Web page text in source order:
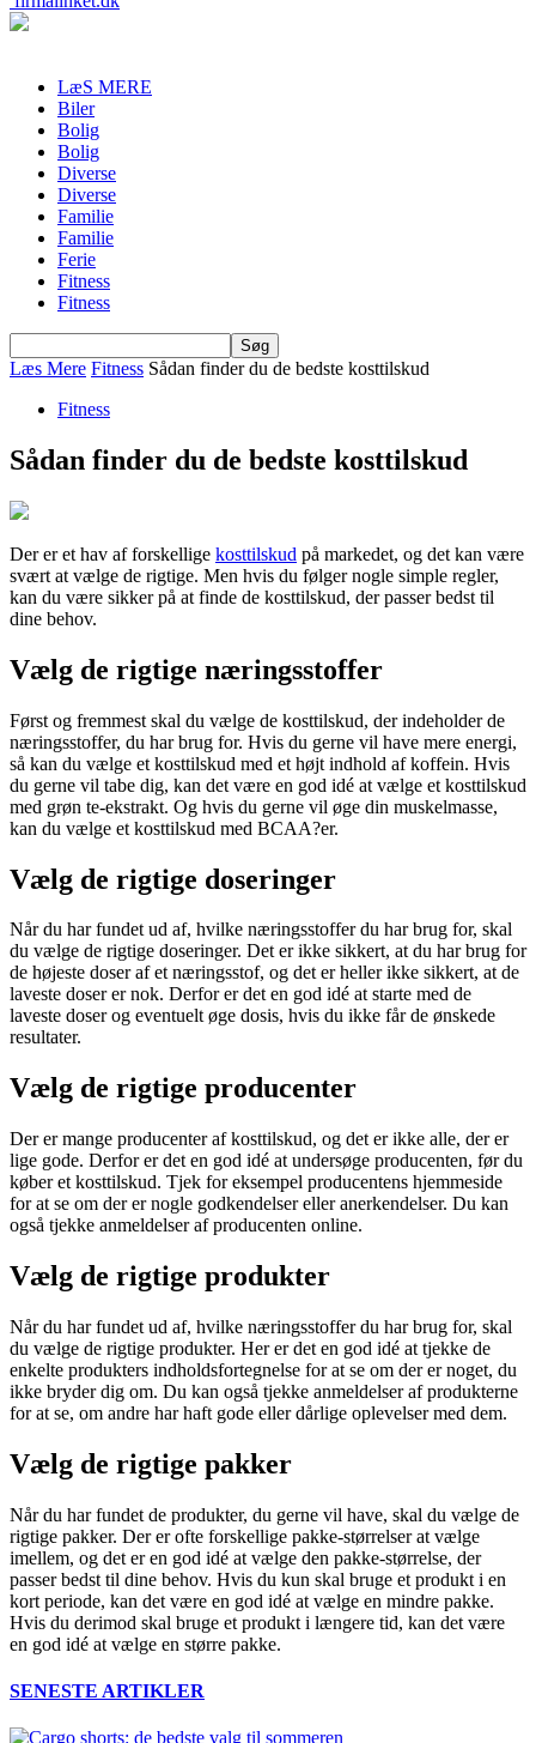
LæS MERE
Biler
Bolig
Bolig
Diverse
Diverse
Familie
Familie
Ferie
Fitness
Fitness
Læs Mere Fitness Sådan finder du de bedste kosttilskud
Fitness
Sådan finder du de bedste kosttilskud
Der er et hav af forskellige kosttilskud på markedet, og det kan være
svært at vælge de rigtige. Men hvis du følger nogle simple regler,
kan du være sikker på at finde de kosttilskud, der passer bedst til
dine behov.
Vælg de rigtige næringsstoffer
Først og fremmest skal du vælge de kosttilskud, der indeholder de
næringsstoffer, du har brug for. Hvis du gerne vil have mere energi,
så kan du vælge et kosttilskud med et højt indhold af koffein. Hvis
du gerne vil tabe dig, kan det være en god idé at vælge et kosttilskud
med grøn te-ekstrakt. Og hvis du gerne vil øge din muskelmasse,
kan du vælge et kosttilskud med BCAA?er.
Vælg de rigtige doseringer
Når du har fundet ud af, hvilke næringsstoffer du har brug for, skal
du vælge de rigtige doseringer. Det er ikke sikkert, at du har brug for
de højeste doser af et næringsstof, og det er heller ikke sikkert, at de
laveste doser er nok. Derfor er det en god idé at starte med de
laveste doser og eventuelt øge dosis, hvis du ikke får de ønskede
resultater.
Vælg de rigtige producenter
Der er mange producenter af kosttilskud, og det er ikke alle, der er
lige gode. Derfor er det en god idé at undersøge producenten, før du
køber et kosttilskud. Tjek for eksempel producentens hjemmeside
for at se om der er nogle godkendelser eller anerkendelser. Du kan
også tjekke anmeldelser af producenten online.
Vælg de rigtige produkter
Når du har fundet ud af, hvilke næringsstoffer du har brug for, skal
du vælge de rigtige produkter. Her er det en god idé at tjekke de
enkelte produkters indholdsfortegnelse for at se om der er noget, du
ikke bryder dig om. Du kan også tjekke anmeldelser af produkterne
for at se, om andre har haft gode eller dårlige oplevelser med dem.
Vælg de rigtige pakker
Når du har fundet de produkter, du gerne vil have, skal du vælge de
rigtige pakker. Der er ofte forskellige pakke-størrelser at vælge
imellem, og det er en god idé at vælge den pakke-størrelse, der
passer bedst til dine behov. Hvis du kun skal bruge et produkt i en
kort periode, kan det være en god idé at vælge en mindre pakke.
Hvis du derimod skal bruge et produkt i længere tid, kan det være
en god idé at vælge en større pakke.
SENESTE ARTIKLER